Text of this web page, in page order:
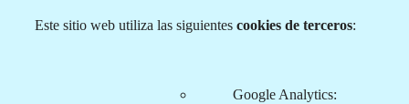
Este sitio web utiliza las siguientes cookies de terceros:
Google Analytics: